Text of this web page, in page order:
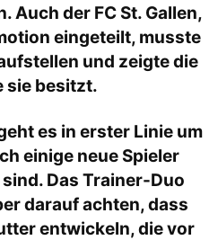
Auch der FC St. Gallen,
eingeteilt, musste
und zeigte die
sie besitzt.
es in erster Linie um
einige neue Spieler
Das Trainer-Duo
darauf achten, dass
entwickeln, die vor